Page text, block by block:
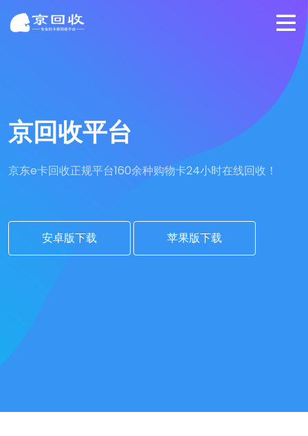
京回收平台
京东e卡回收正规平台160余种购物卡24小时在线回收！
安卓版下载 苹果版下载